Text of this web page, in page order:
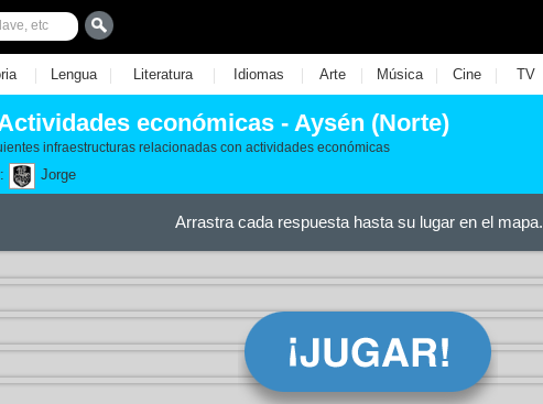
| Lengua | Literatura | Idiomas | Arte | Música | Cine | TV
económicas - Aysén (Norte)
infraestructuras relacionadas con actividades económicas
Jorge
Arrastra cada respuesta hasta su lugar en el mapa.